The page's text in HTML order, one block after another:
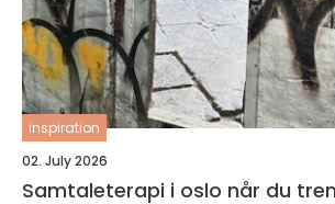
inspiration
02. July 2026
Samtaleterapi i oslo når du trenger et trygt